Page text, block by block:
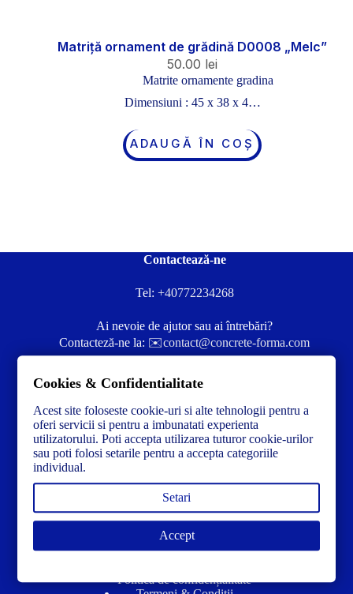
Matriță ornament de grădină D0008 „Melc”
50.00 lei
Matrite ornamente gradina
Dimensiuni : 45 x 38 x 4…
ADAUGĂ ÎN COȘ
Contactează-ne
Tel: +40772234268
Ai nevoie de ajutor sau ai întrebări?
Contacteză-ne la: ✉️contact@concrete-forma.com
Str. Dacia Nr 12 Ineu, Arad 315300 Romania
Link-uri utile
Politică de confidențialitate
Cookies & Confidentialitate
Acest site foloseste cookie-uri si alte tehnologii pentru a
oferi servicii si pentru a imbunatati experienta
utilizatorului. Poti accepta utilizarea tuturor cookie-urilor
sau poti folosi setarile pentru a accepta categoriile
individual.
Setari
Accept